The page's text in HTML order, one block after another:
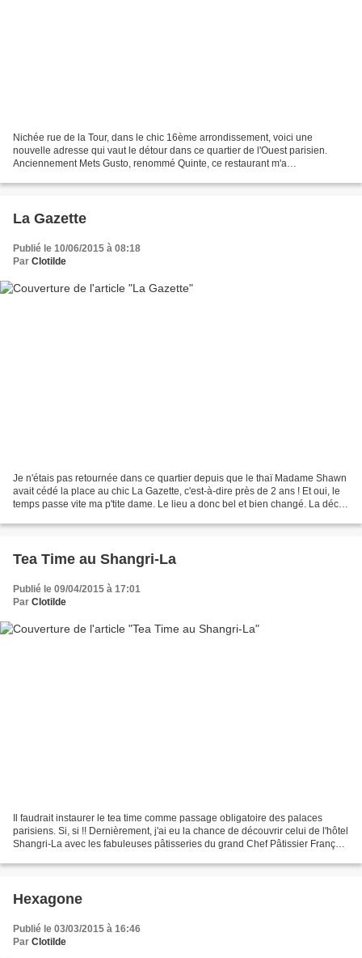
Nichée rue de la Tour, dans le chic 16ème arrondissement, voici une
nouvelle adresse qui vaut le détour dans ce quartier de l'Ouest parisien.
Anciennement Mets Gusto, renommé Quinte, ce restaurant m'a
La Gazette
Publié le 10/06/2015 à 08:18
Par Clotilde
Je n'étais pas retournée dans ce quartier depuis que le thaï Madame Shawn
avait cédé la place au chic La Gazette, c'est-à-dire près de 2 ans ! Et oui, le
temps passe vite ma p'tite dame. Le lieu a donc bel et bien changé. La déco
Tea Time au Shangri-La
Publié le 09/04/2015 à 17:01
Par Clotilde
Il faudrait instaurer le tea time comme passage obligatoire des palaces
parisiens. Si, si !! Dernièrement, j'ai eu la chance de découvrir celui de l'hôtel
Shangri-La avec les fabuleuses pâtisseries du grand Chef Pâtissier François
Hexagone
Publié le 03/03/2015 à 16:46
Par Clotilde